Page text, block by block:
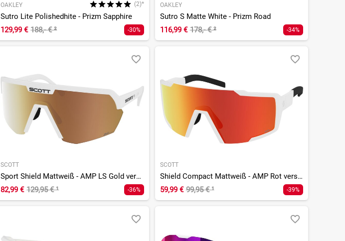
OAKLEY (2)*
Sutro Lite Polishedhite - Prizm Sapphire
129,99 € 188,- €² -30%
OAKLEY
Sutro S Matte White - Prizm Road
116,99 € 178,- €² -34%
SCOTT
Sport Shield Mattweiß - AMP LS Gold verspiegelt S1-3
82,99 € 129,95 €¹ -36%
SCOTT
Shield Compact Mattweiß - AMP Rot verspiegelt S3
59,99 € 99,95 €¹ -39%